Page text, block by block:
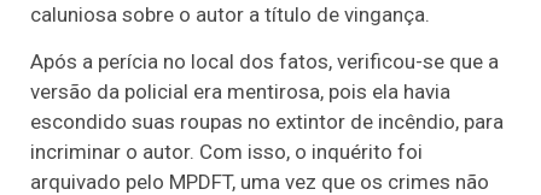
caluniosa sobre o autor a título de vingança.
Após a perícia no local dos fatos, verificou-se que a
versão da policial era mentirosa, pois ela havia
escondido suas roupas no extintor de incêndio, para
incriminar o autor. Com isso, o inquérito foi
arquivado pelo MPDFT, uma vez que os crimes não